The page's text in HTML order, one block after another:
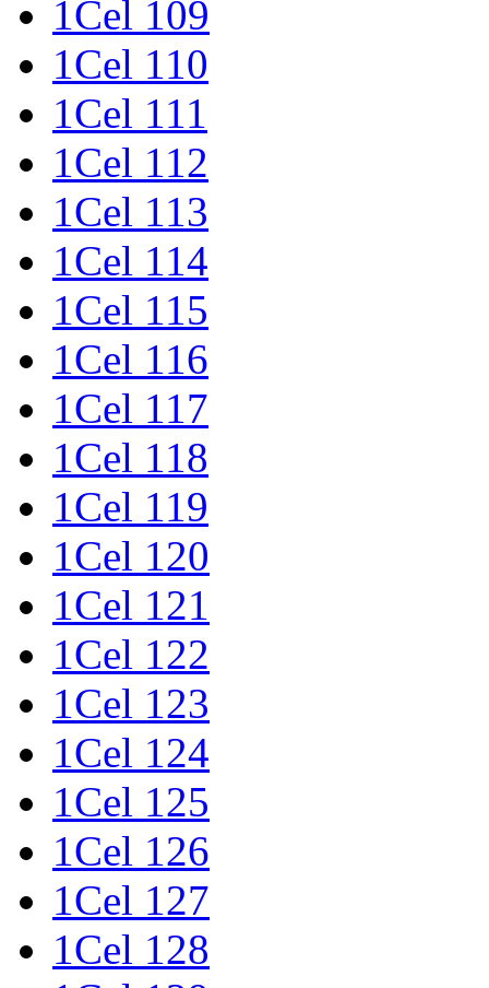
1Cel 109
1Cel 110
1Cel 111
1Cel 112
1Cel 113
1Cel 114
1Cel 115
1Cel 116
1Cel 117
1Cel 118
1Cel 119
1Cel 120
1Cel 121
1Cel 122
1Cel 123
1Cel 124
1Cel 125
1Cel 126
1Cel 127
1Cel 128